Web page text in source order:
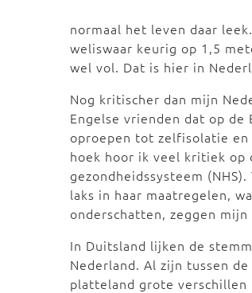
normaal het leven daar
weliswaar keurig op 1,5
wel vol. Dat is hier in
Nog kritischer dan mijn
Engelse vrienden dat op
oproepen tot zelfisolatie
hoek hoor ik veel kritiek op
gezondheidssysteem
laks in haar maatregelen,
onderschatten, zeggen
In Duitsland lijken de
Nederland. Al zijn tussen
platteland grote verschillen